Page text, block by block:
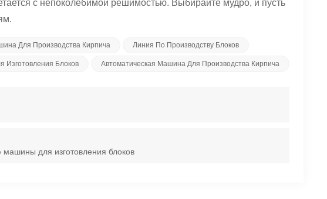
с непоколебимой решимостью. Выбирайте мудро, и пусть
Для Производства Кирпича Линия По Производству Блоков
Изготовления Блоков Автоматическая Машина Для Производства Кирпича
для изготовления блоков